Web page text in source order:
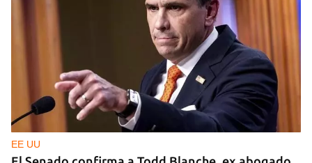
MÚSICA
Un público enamorado de Celia Cruz desafía la
censura en un homenaje en La Habana
EE UU